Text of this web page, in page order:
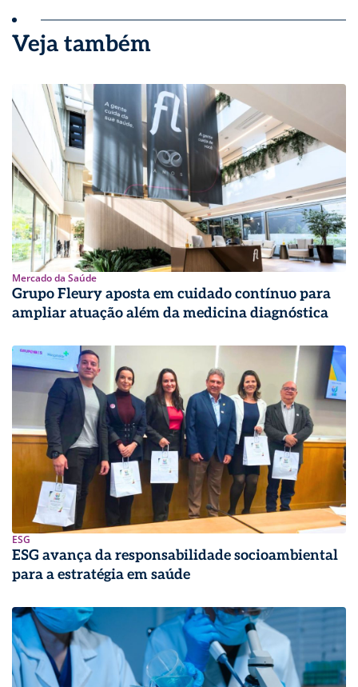
Veja também
Mercado da Saúde
Grupo Fleury aposta em cuidado contínuo para
ampliar atuação além da medicina diagnóstica
ESG
ESG avança da responsabilidade socioambiental
para a estratégia em saúde